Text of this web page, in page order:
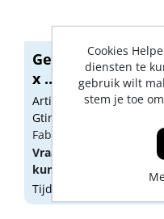
Gedore
x ...
Artikelnummer: 1604871
Gtin: 4010886812358
Fabrikant artikel
Vraag een
kunnen zien.
Tijdelijk niet op voorraad
Cookies
diensten te
gebruik wilt
stem je toe